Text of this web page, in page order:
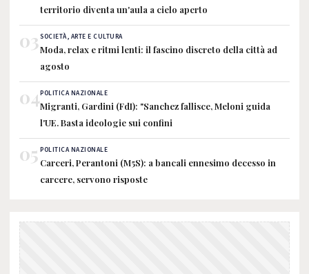
territorio diventa un'aula a cielo aperto
03SOCIETÀ, ARTE E CULTURA
Moda, relax e ritmi lenti: il fascino discreto della città ad
agosto
04POLITICA NAZIONALE
Migranti, Gardini (FdI): "Sanchez fallisce, Meloni guida
l'UE. Basta ideologie sui confini
05 POLITICA NAZIONALE
Carceri, Perantoni (M5S): a bancali ennesimo decesso in
carcere, servono risposte